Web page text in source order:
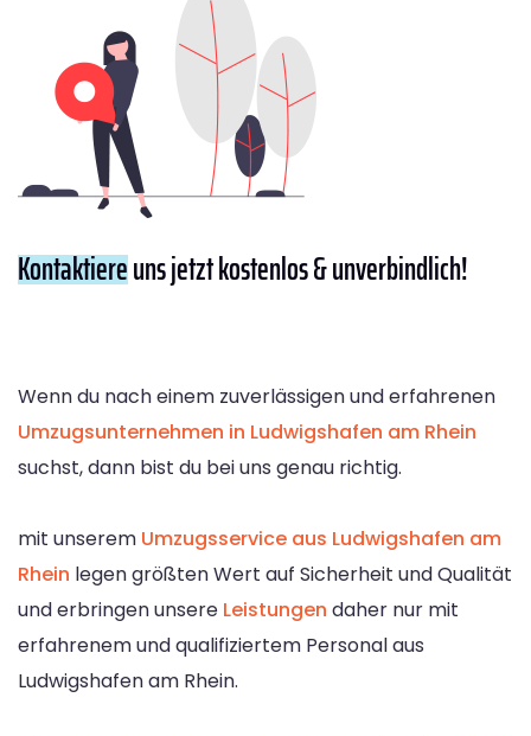
Kontaktiereuns jetzt kostenlos & unverbindlich!
Wenn du nach einem zuverlässigen und erfahrenen
Umzugsunternehmen in Ludwigshafen am Rhein
suchst, dann bist du bei uns genau richtig.
mit unserem Umzugsservice aus Ludwigshafen am
Rhein legen größten Wert auf Sicherheit und Qualität
und erbringen unsere Leistungen daher nur mit
erfahrenem und qualifiziertem Personal aus
Ludwigshafen am Rhein.